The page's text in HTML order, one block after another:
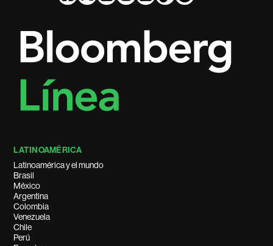
LATINOAMÉRICA
Latinoamérica y el mundo
Brasil
México
Argentina
Colombia
Venezuela
Chile
Perú